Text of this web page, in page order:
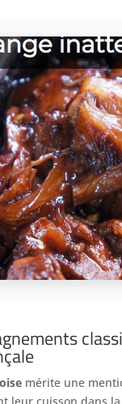
mérite une